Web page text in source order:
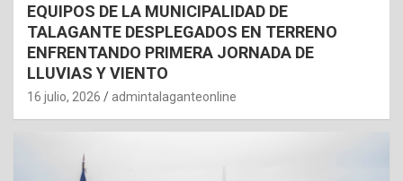
EQUIPOS DE LA MUNICIPALIDAD DE
TALAGANTE DESPLEGADOS EN TERRENO
ENFRENTANDO PRIMERA JORNADA DE
LLUVIAS Y VIENTO
16 julio, 2026 admintalaganteonline